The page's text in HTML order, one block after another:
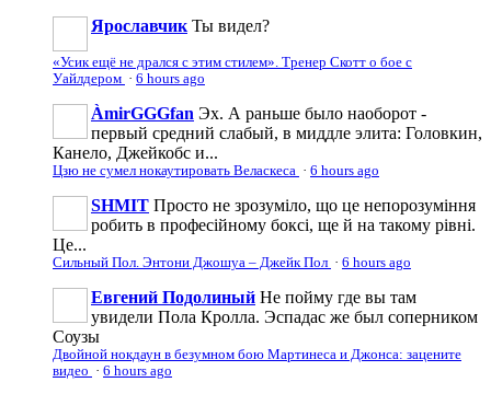
Ярославчик Ты видел?
«Усик ещё не дрался с этим стилем». Тренер Скотт о бое с
Уайлдером · 6 hours ago
ÀmirGGGfan Эх. А раньше было наоборот -
первый средний слабый, в миддле элита: Головкин,
Канело, Джейкобс и...
Цзю не сумел нокаутировать Веласкеса · 6 hours ago
SHMIT Просто не зрозуміло, що це непорозуміння
робить в професійному боксі, ще й на такому рівні.
Це...
Сильный Пол. Энтони Джошуа – Джейк Пол · 6 hours ago
Евгений Подолиный Не пойму где вы там
увидели Пола Кролла. Эспадас же был соперником
Соузы
Двойной нокдаун в безумном бою Мартинеса и Джонса: зацените
видео · 6 hours ago